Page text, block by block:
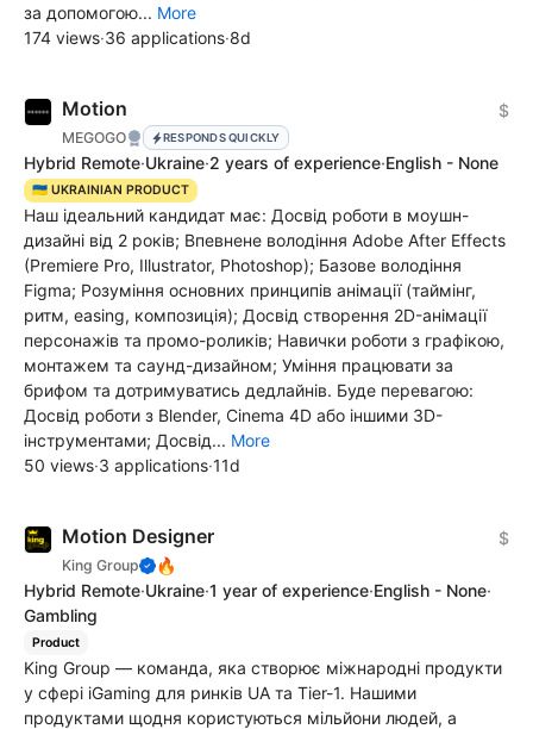
за допомогою... More
174 views·36 applications·8d
Motion
MEGOGO RESPONDS QUICKLY
$
Hybrid Remote·Ukraine·2 years of experience·English - None
🇺🇦 UKRAINIAN PRODUCT
Наш ідеальний кандидат має: Досвід роботи в моушн-
дизайні від 2 років; Впевнене володіння Adobe After Effects
(Premiere Pro, Illustrator, Photoshop); Базове володіння
Figma; Розуміння основних принципів анімації (таймінг,
ритм, easing, композиція); Досвід створення 2D-анімації
персонажів та промо-роликів; Навички роботи з графікою,
монтажем та саунд-дизайном; Уміння працювати за
брифом та дотримуватись дедлайнів. Буде перевагою:
Досвід роботи з Blender, Cinema 4D або іншими 3D-
інструментами; Досвід... More
50 views·3 applications·11d
Motion Designer
King Group 🔥
$
Hybrid Remote·Ukraine·1 year of experience·English - None·
Gambling
Product
King Group — команда, яка створює міжнародні продукти
у сфері iGaming для ринків UA та Tier-1. Нашими
продуктами щодня користуються мільйони людей, а